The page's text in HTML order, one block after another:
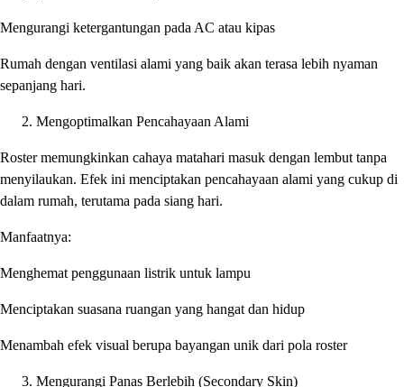
Mengurangi ketergantungan pada AC atau kipas
Rumah dengan ventilasi alami yang baik akan terasa lebih nyaman
sepanjang hari.
Mengoptimalkan Pencahayaan Alami
Roster memungkinkan cahaya matahari masuk dengan lembut tanpa
menyilaukan. Efek ini menciptakan pencahayaan alami yang cukup di
dalam rumah, terutama pada siang hari.
Manfaatnya:
Menghemat penggunaan listrik untuk lampu
Menciptakan suasana ruangan yang hangat dan hidup
Menambah efek visual berupa bayangan unik dari pola roster
Mengurangi Panas Berlebih (Secondary Skin)